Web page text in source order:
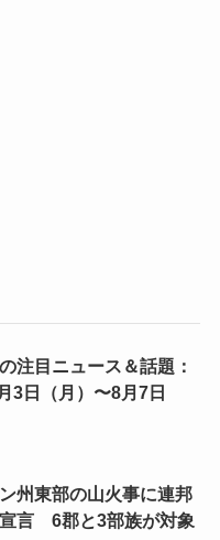
注目ニュース＆話題：
3日（月）〜8月7日
州東部の山火事に連邦
言 6郡と3部族が対象